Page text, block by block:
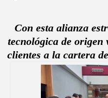
Con esta alianza
tecnológica de origen
clientes a la cartera